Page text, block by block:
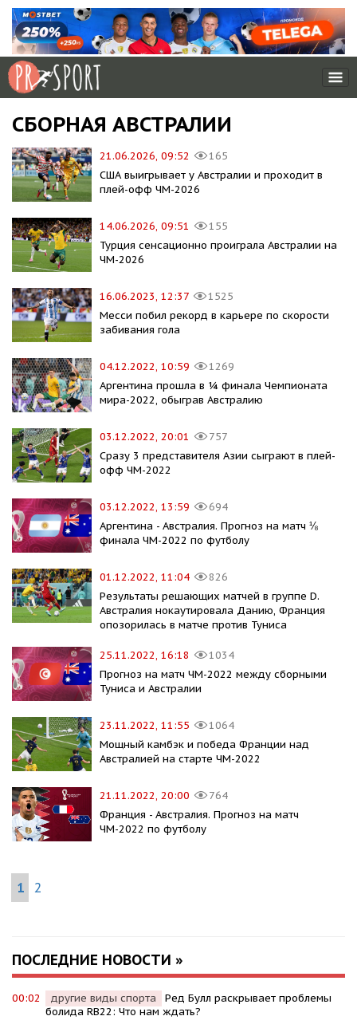
СБОРНАЯ АВСТРАЛИИ
21.06.2026, 09:52
165
США выигрывает у Австралии и проходит в
плей-офф ЧМ-2026
14.06.2026, 09:51
155
Турция сенсационно проиграла Австралии на
ЧМ-2026
16.06.2023, 12:37
1525
Месси побил рекорд в карьере по скорости
забивания гола
04.12.2022, 10:59
1269
Аргентина прошла в ¼ финала Чемпионата
мира-2022, обыграв Австралию
03.12.2022, 20:01
757
Сразу 3 представителя Азии сыграют в плей-
офф ЧМ-2022
03.12.2022, 13:59
694
Аргентина - Австралия. Прогноз на матч ⅛
финала ЧМ-2022 по футболу
01.12.2022, 11:04
826
Результаты решающих матчей в группе D.
Австралия нокаутировала Данию, Франция
опозорилась в матче против Туниса
25.11.2022, 16:18
1034
Прогноз на матч ЧМ-2022 между сборными
Туниса и Австралии
23.11.2022, 11:55
1064
Мощный камбэк и победа Франции над
Австралией на старте ЧМ-2022
21.11.2022, 20:00
764
Франция - Австралия. Прогноз на матч
ЧМ-2022 по футболу
1 2
ПОСЛЕДНИЕ НОВОСТИ »
00:02 другие виды спорта
Ред Булл раскрывает проблемы
болида RB22: Что нам ждать?